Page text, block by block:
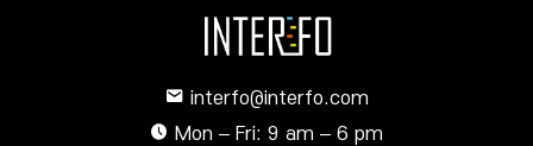
interfo@interfo.com
Mon – Fri: 9 am – 6 pm